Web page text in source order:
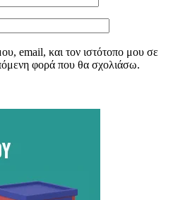
email, και τον ιστότοπο μου σε
φορά που θα σχολιάσω.